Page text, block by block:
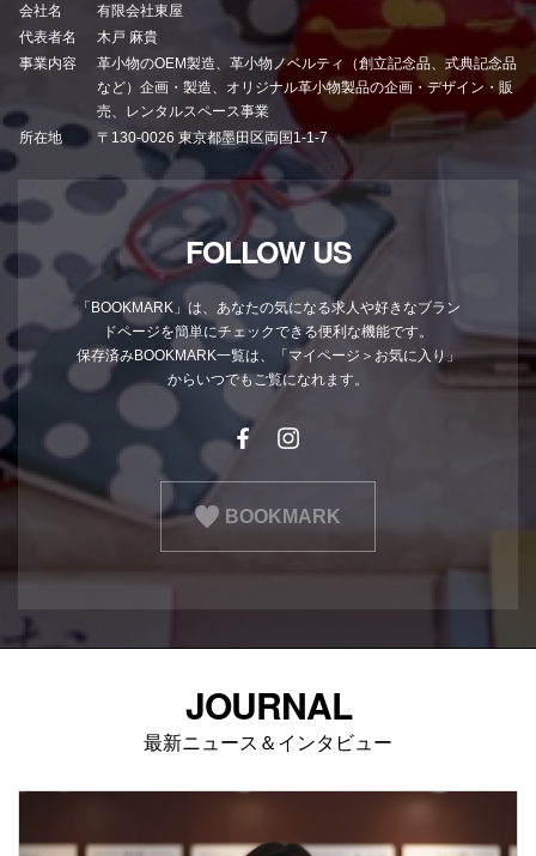
会社名
有限会社東屋
代表者名
木戸 麻貴
事業内容
革小物のOEM製造、革小物ノベルティ（創立記念品、式典記念品
など）企画・製造、オリジナル革小物製品の企画・デザイン・販
売、レンタルスペース事業
所在地
〒130-0026 東京都墨田区両国1-1-7
FOLLOW US
「BOOKMARK」は、あなたの気になる求人や好きなブラン
ドページを簡単にチェックできる便利な機能です。
保存済みBOOKMARK一覧は、「マイページ＞お気に入り」
からいつでもご覧になれます。
BOOKMARK
JOURNAL
最新ニュース＆インタビュー